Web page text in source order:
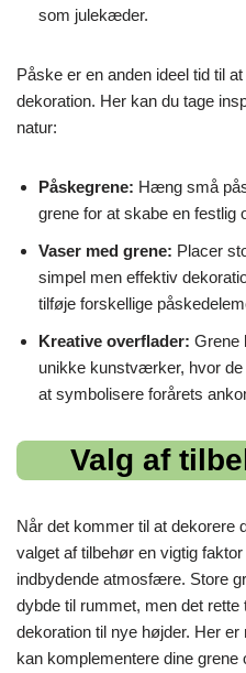
som julekæder.
Påske er en anden ideel tid til
dekoration. Her kan du tage
natur:
Påskegrene: Hæng små
grene for at skabe en festlig
Vaser med grene: Placer
simpel men effektiv
tilføje forskellige
Kreative overflader: Grene
unikke kunstværker, hvor
at symbolisere forårets
Valg af
Når det kommer til at dekorere
valget af tilbehør en vigtig
indbydende atmosfære. Store
dybde til rummet, men det rette
dekoration til nye højder. Her
kan komplementere dine